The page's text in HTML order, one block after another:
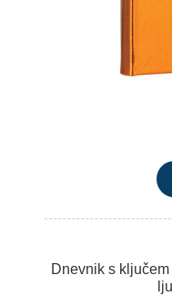
Dnevnik s